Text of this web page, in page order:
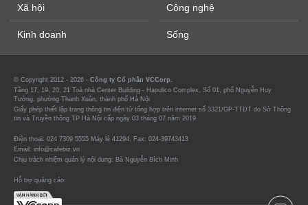
Xã hội
Kinh doanh
Công nghệ
Sống
© Copyright 2012 - 2026 - Công ty Cổ phần VCCorp.
Tầng 17, 19, 20, 21 Toà nhà Center Building - Hapulico Complex, Số 01, phố Nguyễn Huy
Tưởng, phường Thanh Xuân, thành phố Hà Nội
Giấy phép thiết lập trang thông tin điện tử tổng hợp trên internet số 3321/GP-TTĐT do Sở Thông
tin và Truyền thông TP Hà Nội cấp ngày 03 tháng 07 năm 2019.
Điện thoại: 024 7309 5555 Máy lẻ 41294. Fax: 024-39743413
Email: info@cafebiz.vn
Chịu trách nhiệm quản lý nội dung: Bà Nguyễn Bích Minh
Hỗ trợ quảng cáo: